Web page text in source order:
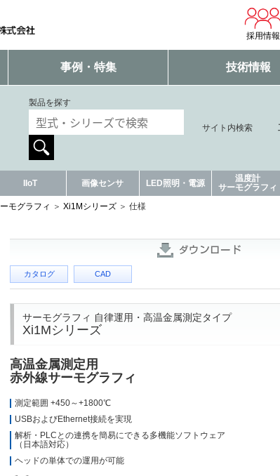
採用情報
事例・特集 技術情報
製品を探す
サイト内検索
IIoT 画像センサ LED照明・電源
温度計
サーモグラフィ
モグラフィ Xi1Mシリーズ 仕様
カタログ CAD
サーモグラフィ 自律運用・高温金属測定タイプ
Xi1Mシリーズ
高温金属測定用
赤外線サーモグラフィ
測定範囲 +450～+1800℃
USBおよびEthernet接続を実現
解析・PLCとの連携を簡易にできる多機能ソフトウェア
（日本語対応）
ヘッドの単体での運用が可能